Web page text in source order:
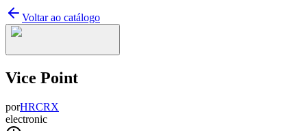
Voltar ao catálogo
Vice Point
porHRCRX
electronic